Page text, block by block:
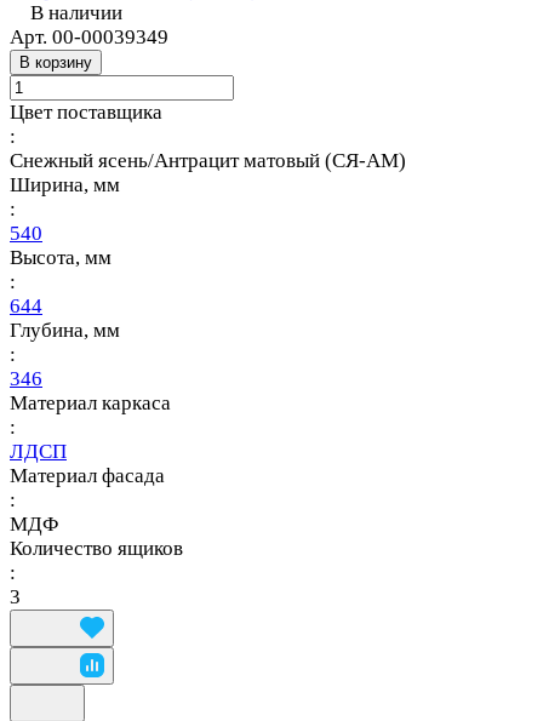
В наличии
Арт. 00-00039349
В корзину
Цвет поставщика
:
Снежный ясень/Антрацит матовый (СЯ-АМ)
Ширина, мм
:
540
Высота, мм
:
644
Глубина, мм
:
346
Материал каркаса
:
ЛДСП
Материал фасада
:
МДФ
Количество ящиков
:
3